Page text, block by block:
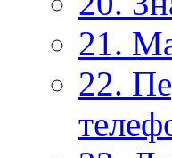
21.
22.